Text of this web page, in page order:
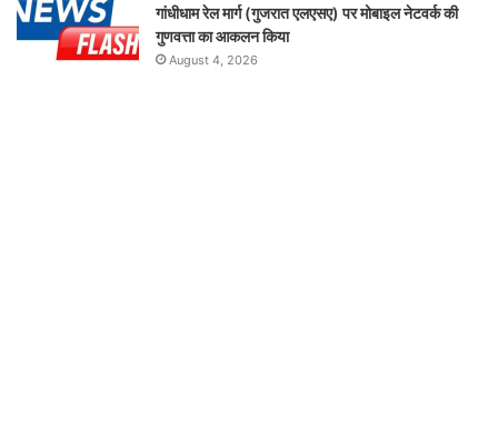
गांधीधाम रेल मार्ग (गुजरात एलएसए) पर मोबाइल नेटवर्क की
गुणवत्ता का आकलन किया
August 4, 2026